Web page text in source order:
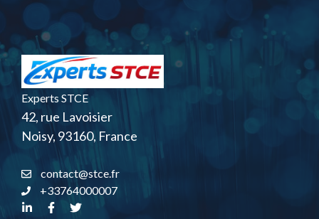
Experts STCE
42, rue Lavoisier
Noisy, 93160, France
contact@stce.fr
+33764000007